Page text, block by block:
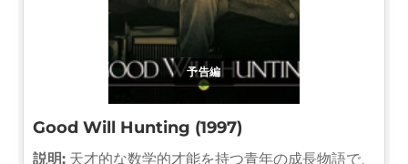
予告編
Good Will Hunting (1997)
説明: 天才的な数学的才能を持つ青年の成長物語で、